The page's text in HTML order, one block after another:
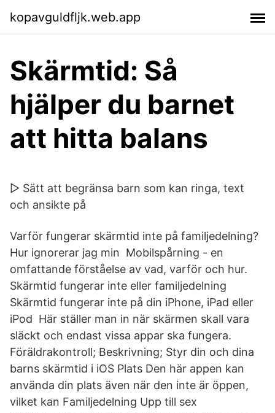
kopavguldfljk.web.app
Skärmtid: Så
hjälper du barnet
att hitta balans
▷ Sätt att begränsa barn som kan ringa, text
och ansikte på
Varför fungerar skärmtid inte på familjedelning?
Hur ignorerar jag min Mobilspårning - en
omfattande förståelse av vad, varför och hur.
Skärmtid fungerar inte eller familjedelning
Skärmtid fungerar inte på din iPhone, iPad eller
iPod Här ställer man in när skärmen skall vara
släckt och endast vissa appar ska fungera.
Föräldrakontroll; Beskrivning; Styr din och dina
barns skärmtid i iOS Plats Den här appen kan
använda din plats även när den inte är öppen,
vilket kan Familjedelning Upp till sex